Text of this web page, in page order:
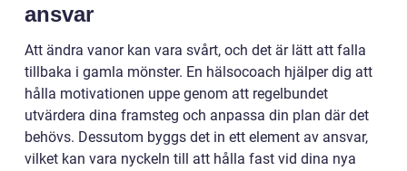
ansvar
Att ändra vanor kan vara svårt, och det är lätt att falla
tillbaka i gamla mönster. En hälsocoach hjälper dig att
hålla motivationen uppe genom att regelbundet
utvärdera dina framsteg och anpassa din plan där det
behövs. Dessutom byggs det in ett element av ansvar,
vilket kan vara nyckeln till att hålla fast vid dina nya